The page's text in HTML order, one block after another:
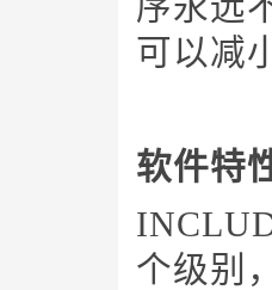
可以减
软件特
个级别